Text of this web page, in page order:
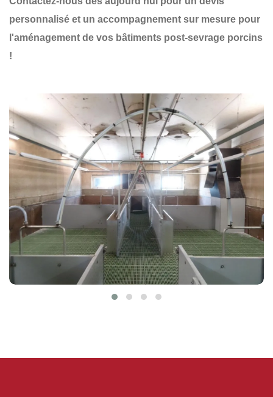
personnalisé et un accompagnement sur mesure pour
l'aménagement de vos bâtiments post-sevrage porcins
!